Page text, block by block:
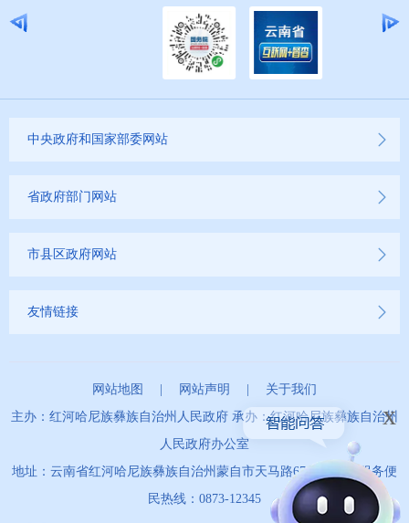
中央政府和国家部委网站
省政府部门网站
市县区政府网站
友情链接
网站地图 网站声明
关于我们
主办：红河哈尼族彝族自治州人民政府 承办：红河哈尼族彝族自治州
人民政府办公室
地址：云南省红河哈尼族彝族自治州蒙自市天马路67号 政务服务便
民热线：0873-12345
x